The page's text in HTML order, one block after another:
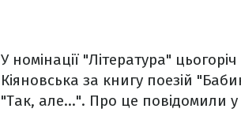
У номінації "Література"
Кіяновська за книгу поезій
"Так, але...". Про це повідомили у